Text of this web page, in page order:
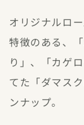
オリジナルロ
特徴のある、
り」、「カゲ
てた「ダマス
ンナップ。